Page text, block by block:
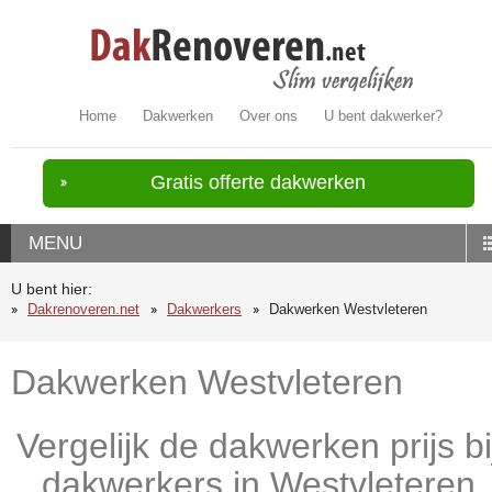
Home Dakwerken Over ons U bent dakwerker?
Gratis offerte dakwerken
MENU
U bent hier:
Dakrenoveren.net
Dakwerkers Dakwerken Westvleteren
Dakwerken Westvleteren
Vergelijk de dakwerken prijs